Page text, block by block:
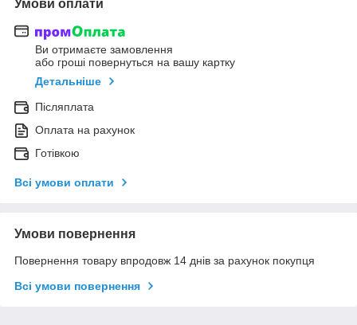
Умови оплати
Ви отримаєте замовлення
або гроші повернуться на вашу картку
Детальніше
Післяплата
Оплата на рахунок
Готівкою
Всі умови оплати
Умови повернення
Повернення товару впродовж 14 днів за рахунок покупця
Всі умови повернення